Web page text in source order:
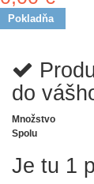
Pokladňa
do
Množstvo
Spolu
Je tu 1